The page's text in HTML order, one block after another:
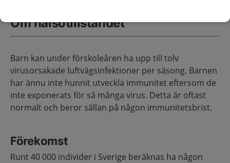
Om hälsotillståndet
Barn kan under förskoleåren ha upp till tolv
virusorsakade luftvägsinfektioner per säsong. Barnen
har ännu inte hunnit utveckla immunitet eftersom de
inte exponerats för så många virus. Detta är oftast
normalt och beror sällan på någon immunitetsbrist.
Förekomst
Runt 40 000 individer i Sverige beräknas ha någon